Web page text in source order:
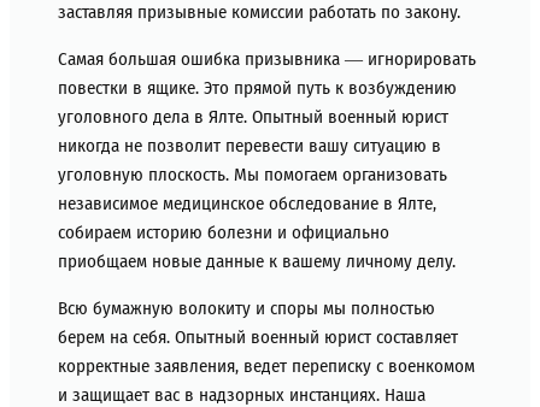
заставляя призывные комиссии работать по закону.
Самая большая ошибка призывника — игнорировать
повестки в ящике. Это прямой путь к возбуждению
уголовного дела в Ялте. Опытный военный юрист
никогда не позволит перевести вашу ситуацию в
уголовную плоскость. Мы помогаем организовать
независимое медицинское обследование в Ялте,
собираем историю болезни и официально
приобщаем новые данные к вашему личному делу.
Всю бумажную волокиту и споры мы полностью
берем на себя. Опытный военный юрист составляет
корректные заявления, ведет переписку с военкомом
и защищает вас в надзорных инстанциях. Наша